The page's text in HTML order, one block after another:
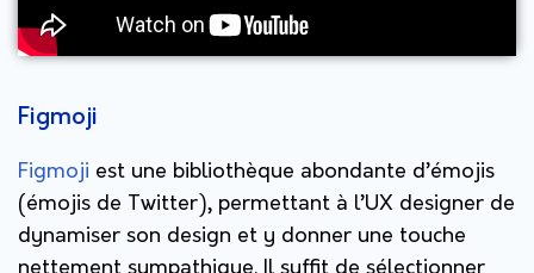
Figmoji
Figmoji est une bibliothèque abondante d’émojis
(émojis de Twitter), permettant à l’UX designer de
dynamiser son design et y donner une touche